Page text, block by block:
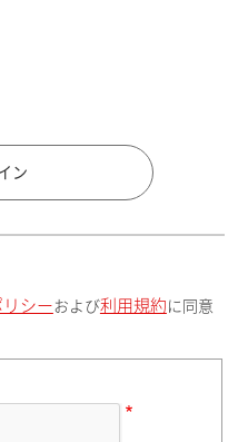
索
ン
シー および利用規約 に同意